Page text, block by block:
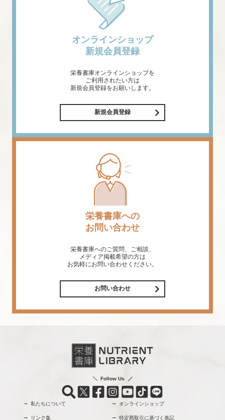
オンラインショップ
新規会員登録
栄養書庫オンラインショップを
ご利用されたい方は
新規会員登録をお願いします。
新規会員登録
栄養書庫への
お問い合わせ
栄養書庫へのご質問、ご相談、
メディア掲載希望の方は
お気軽にお問い合わせください。
お問い合わせ
Follow Us
私たちについて オンラインショップ
リンク集 特定商取引に基づく表記